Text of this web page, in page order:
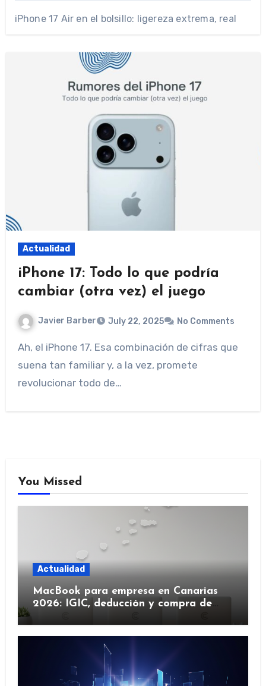
iPhone 17 Air en el bolsillo: ligereza extrema, real
Actualidad
iPhone 17: Todo lo que podría
cambiar (otra vez) el juego
Javier Barber July 22, 2025 No Comments
Ah, el iPhone 17. Esa combinación de cifras que
suena tan familiar y, a la vez, promete
revolucionar todo de…
You Missed
Actualidad
MacBook para empresa en Canarias
2026: IGIC, deducción y compra de